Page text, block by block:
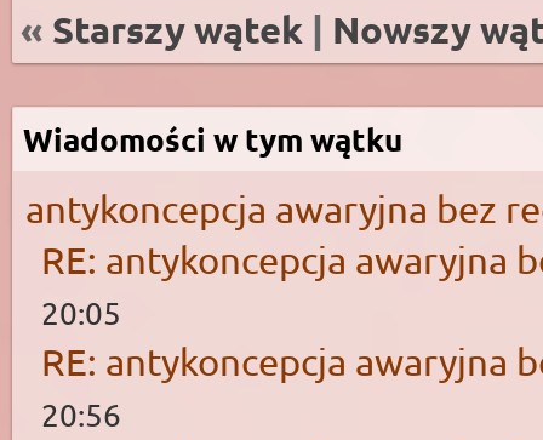
« Starszy wątek | Nowszy
Wiadomości w tym wątku
antykoncepcja awaryjna bez
RE: antykoncepcja awaryjna
20:05
RE: antykoncepcja awaryjna
20:56